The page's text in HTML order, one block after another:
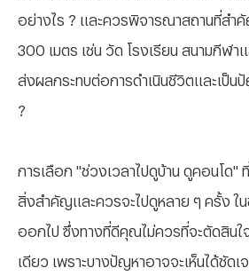
อย่างไร ? และควรพิจารณาสถานที่สำคั
300 เมตร เช่น วัด โรงเรียน สนามกีฬา
ส่งผลกระทบต่อการดำเนินชีวิตและเป็น
?
การเลือก "ช่วงเวลาไปดูบ้าน ดูคอนโด" ที่
สิ่งสำคัญและควรจะไปดูหลาย ๆ ครั้ง ใ
ออกไป ซึ่งทางที่ดีคุณไม่ควรที่จะตัดสินใ
เดียว เพราะบางปัญหาอาจจะเห็นได้ชัดเ